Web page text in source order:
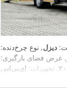
دیزل, نوع چرخ‌دنده:
, عرض فضای بارگیری:
, تجهیزات: اِی‌بی‌اِس‎, تهویه مطبوع, قفل مرکزی, چهار